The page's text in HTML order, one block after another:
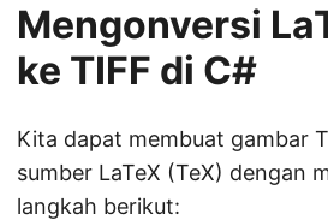
Mengonversi
ke TIFF di C#
Kita dapat membuat gambar
sumber LaTeX (TeX) dengan
langkah berikut: